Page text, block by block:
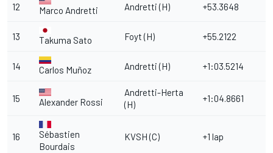
12 Marco Andretti Andretti (H) +53.3648
13 Takuma Sato Foyt (H) +55.2122
14 Carlos Muñoz Andretti (H) +1:03.5214
15 Alexander Rossi
Andretti-Herta
(H)
+1:04.8661
16
Sébastien
Bourdais
KVSH (C) +1 lap